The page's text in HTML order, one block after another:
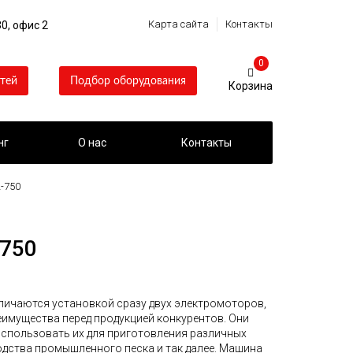
офис 2 Карта сайта Контакты
Подбор оборудования
0
О нас Контакты
750
установкой сразу двух электромоторов,
перед продукцией конкурентов. Они
их для приготовления различных
промышленного песка и так далее. Машина